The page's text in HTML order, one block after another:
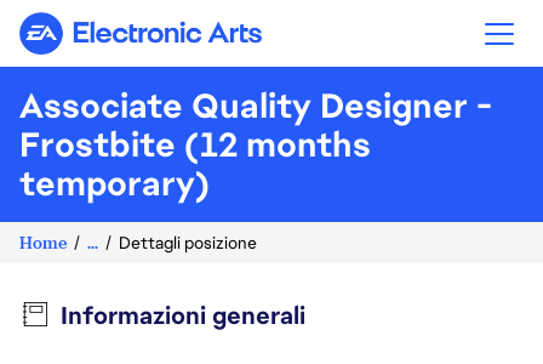
Electronic Arts
Associate Quality Designer -
Frostbite (12 months
temporary)
Home ... Dettagli posizione
Informazioni generali